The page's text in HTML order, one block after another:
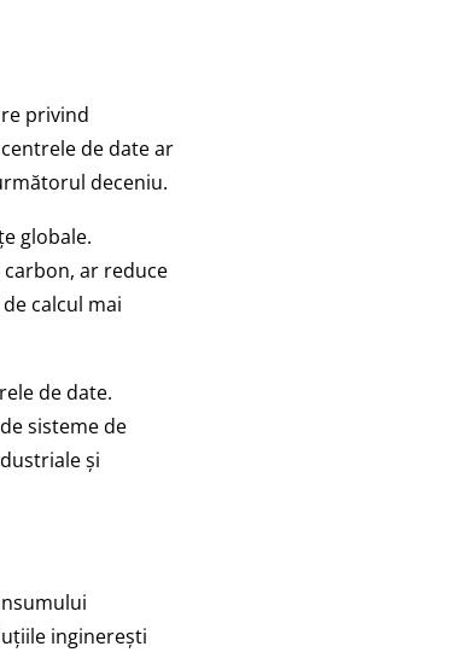
privind
de date ar
deceniu.
globale.
ar reduce
calcul mai
de date.
sisteme de
și
inginerești